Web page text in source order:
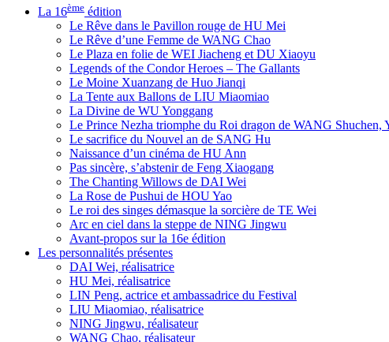
La 16ème édition
Le Rêve dans le Pavillon rouge de HU Mei
Le Rêve d’une Femme de WANG Chao
Le Plaza en folie de WEI Jiacheng et DU Xiaoyu
Legends of the Condor Heroes – The Gallants
Le Moine Xuanzang de Huo Jianqi
La Tente aux Ballons de LIU Miaomiao
La Divine de WU Yonggang
Le Prince Nezha triomphe du Roi dragon de WANG
Le sacrifice du Nouvel an de SANG Hu
Naissance d’un cinéma de HU Ann
Pas sincère, s’abstenir de Feng Xiaogang
The Chanting Willows de DAI Wei
La Rose de Pushui de HOU Yao
Le roi des singes démasque la sorcière de TE Wei
Arc en ciel dans la steppe de NING Jingwu
Avant-propos sur la 16e édition
Les personnalités présentes
DAI Wei, réalisatrice
HU Mei, réalisatrice
LIN Peng, actrice et ambassadrice du Festival
LIU Miaomiao, réalisatrice
NING Jingwu, réalisateur
WANG Chao, réalisateur